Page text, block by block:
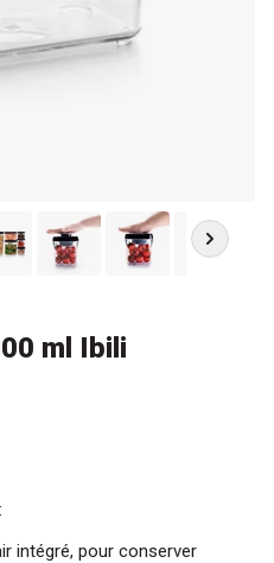
ml Ibili
intégré, pour conserver